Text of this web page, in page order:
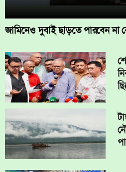
জামিনেও দুবাই ছাড়তে পারবেন